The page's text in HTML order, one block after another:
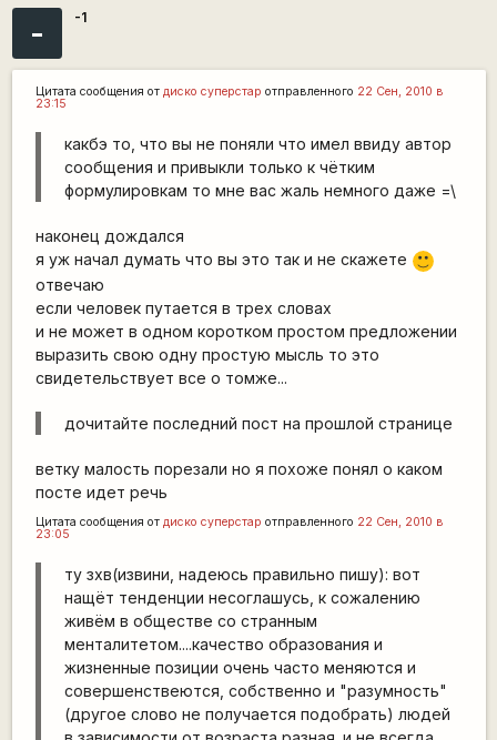
- -1
Цитата сообщения от диско суперстар отправленного 22 Сен, 2010 в
23:15
какбэ то, что вы не поняли что имел ввиду автор
сообщения и привыкли только к чётким
формулировкам то мне вас жаль немного даже =\
наконец дождался
я уж начал думать что вы это так и не скажете
:)
отвечаю
если человек путается в трех словах
и не может в одном коротком простом предложении
выразить свою одну простую мысль то это
свидетельствует все о томже...
дочитайте последний пост на прошлой странице
ветку малость порезали но я похоже понял о каком
посте идет речь
Цитата сообщения от диско суперстар отправленного 22 Сен, 2010 в
23:05
ту зхв(извини, надеюсь правильно пишу): вот
нащёт тенденции несоглашусь, к сожалению
живём в обществе со странным
менталитетом....качество образования и
жизненные позиции очень часто меняются и
совершенствеются, собственно и "разумность"
(другое слово не получается подобрать) людей